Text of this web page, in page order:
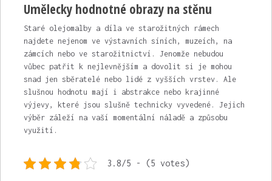
Umělecky hodnotné obrazy na stěnu
Staré olejomalby a díla ve starožitných rámech
najdete nejenom ve výstavních síních, muzeích, na
zámcích nebo ve starožitnictví. Jenomže nebudou
vůbec patřit k nejlevnějším a dovolit si je mohou
snad jen sběratelé nebo lidé z vyšších vrstev. Ale
slušnou hodnotu mají i abstrakce nebo krajinné
výjevy, které jsou slušně technicky vyvedené. Jejich
výběr záleží na vaší momentální náladě a způsobu
využití.
3.8/5 - (5 votes)